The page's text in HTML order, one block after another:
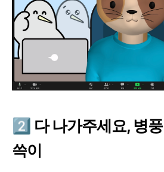
2️⃣ 다 나가주세요, 병
쓱이